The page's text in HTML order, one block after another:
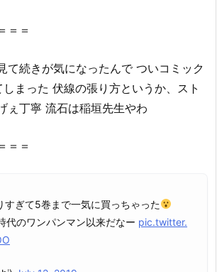
＝＝
て続きが気になったんで ついコミック
まった 伏線の張り方というか、スト
ぇ丁寧 流石は稲垣先生やわ
＝＝
すぎて5巻まで一気に買っちゃった
代のワンパンマン以来だなー pic.twitter.